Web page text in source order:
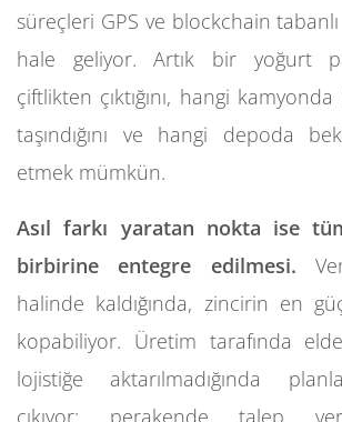
süreçleri GPS ve blockchain
hale geliyor. Artık bir yoğurt
çiftlikten çıktığını, hangi kamyonda
taşındığını ve hangi depoda
etmek mümkün.
Asıl farkı yaratan nokta ise
birbirine entegre edilmesi.
halinde kaldığında, zincirin en
kopabiliyor. Üretim tarafında
lojistiğe aktarılmadığında
çıkıyor; perakende talep